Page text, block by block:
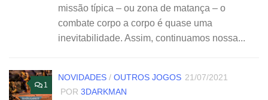
missão típica – ou zona de matança – o
combate corpo a corpo é quase uma
inevitabilidade. Assim, continuamos nossa...
1
NOVIDADES / OUTROS JOGOS 21/07/2021
POR 3DARKMAN